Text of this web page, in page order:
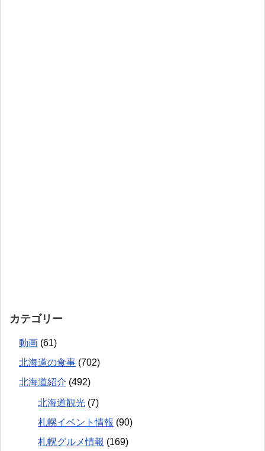
カテゴリー
動画 (61)
北海道の食事 (702)
北海道紹介 (492)
北海道観光 (7)
札幌イベント情報 (90)
札幌グルメ情報 (169)